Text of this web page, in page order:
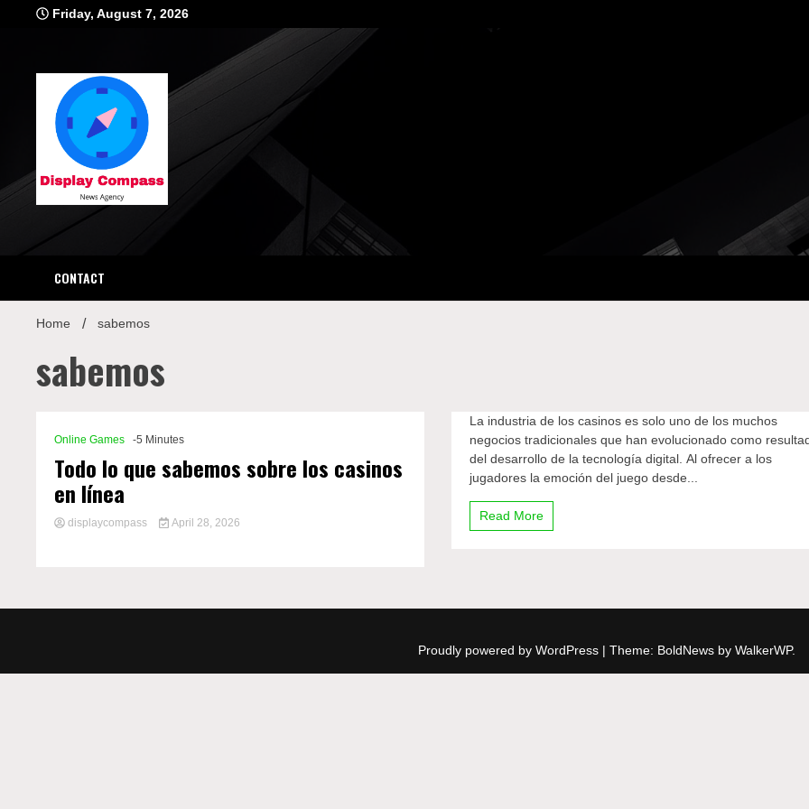
Friday, August 7, 2026
Display
CONTACT
Home sabemos
sabemos
Online Games -5 Minutes
Todo lo que sabemos sobre los casinos
en línea
displaycompass April 28, 2026
La industria de los casinos es solo uno de los muchos
negocios tradicionales que han evolucionado como
del desarrollo de la tecnología digital. Al ofrecer a los
jugadores la emoción del juego desde...
Read More
Proudly powered by WordPress | Theme: BoldNews by WalkerWP.